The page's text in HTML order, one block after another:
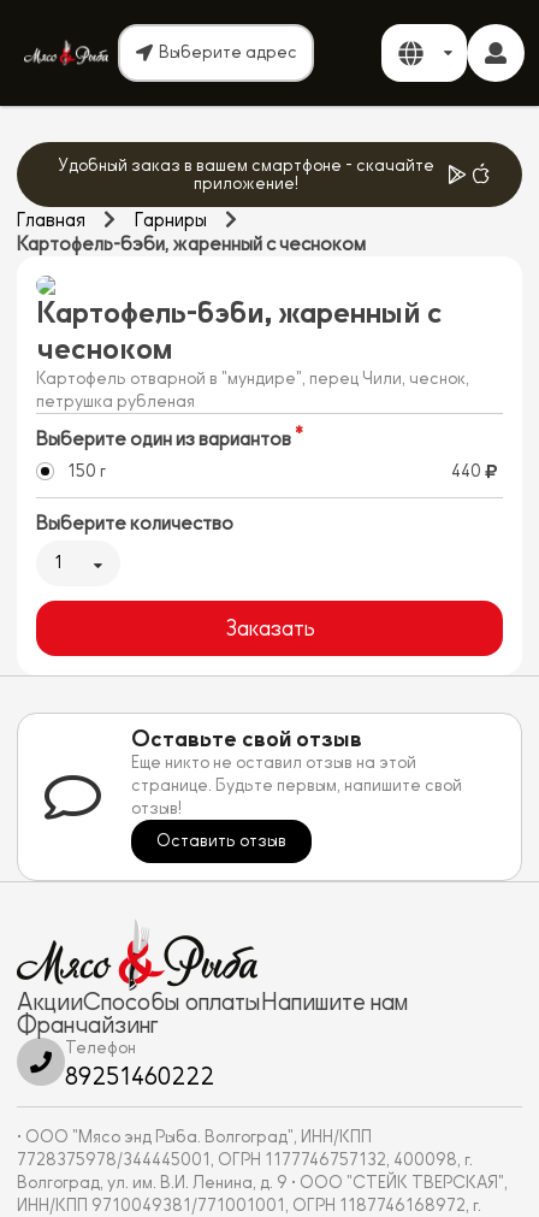
Выберите адрес
Удобный заказ в вашем смартфоне - скачайте
приложение!
Главная
Гарниры
Картофель-бэби, жаренный с чесноком
Картофель-бэби, жаренный с
чесноком
Картофель отварной в "мундире", перец Чили, чеснок,
петрушка рубленая
Выберите один из вариантов
150 г 440
Выберите количество
1
Заказать
Оставьте свой отзыв
Еще никто не оставил отзыв на этой
странице. Будьте первым, напишите свой
отзыв!
Оставить отзыв
АкцииСпособы оплатыНапишите нам
Франчайзинг
Телефон
89251460222
• ООО "Мясо энд Рыба. Волгоград", ИНН/КПП
7728375978/344445001, ОГРН 1177746757132, 400098, г.
Волгоград, ул. им. В.И. Ленина, д. 9 • ООО "СТЕЙК ТВЕРСКАЯ",
ИНН/КПП 9710049381/771001001, ОГРН 1187746168972, г.